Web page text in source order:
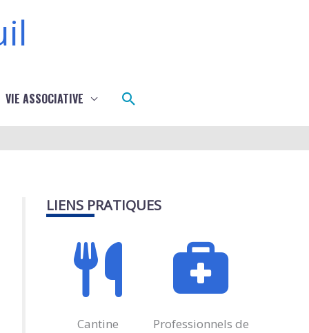
VIE ASSOCIATIVE Rechercher
LIENS PRATIQUES
Cantine
Professionnels de